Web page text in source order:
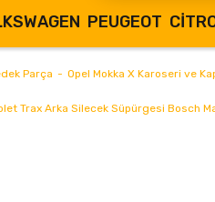
PEUGEOT
Parça Opel Mokka X Karoseri ve